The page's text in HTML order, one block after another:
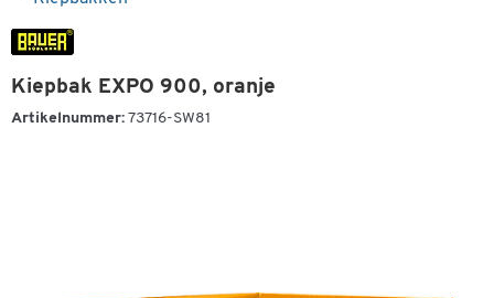
Kiepbak EXPO 900, oranje
Artikelnummer: 73716-SW81